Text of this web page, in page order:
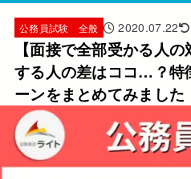
公務員試験 全般 2020.07.22
【面接で全部受かる人
する人の差はココ…？特
ーンをまとめてみました